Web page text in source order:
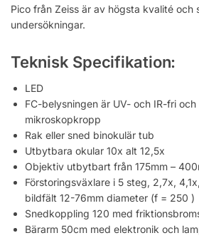
Pico från Zeiss är av högsta kvalité
undersökningar.
Teknisk Specifikation:
LED
FC-belysningen är UV- och IR-fri och
mikroskopkropp
Rak eller sned binokulär tub
Utbytbara okular 10x alt 12,5x
Objektiv utbytbart från 175mm –
Förstoringsväxlare i 5 steg, 2,7x,
bildfält 12-76mm diameter (f = 250 )
Snedkoppling 120 med
Bärarm 50cm med elektronik och